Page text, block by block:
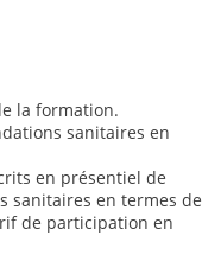
la formation.
sanitaires en
en présentiel de
sanitaires en termes de
de participation en